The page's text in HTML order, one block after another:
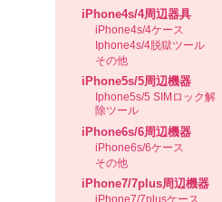
iPhone4s/4周辺器具
iPhone4s/4ケース
Iphone4s/4脱獄ツール
その他
iPhone5s/5周辺機器
Iphone5s/5 SIMロック解
除ツール
iPhone6s/6周辺機器
iPhone6s/6ケース
その他
iPhone7/7plus周辺機器